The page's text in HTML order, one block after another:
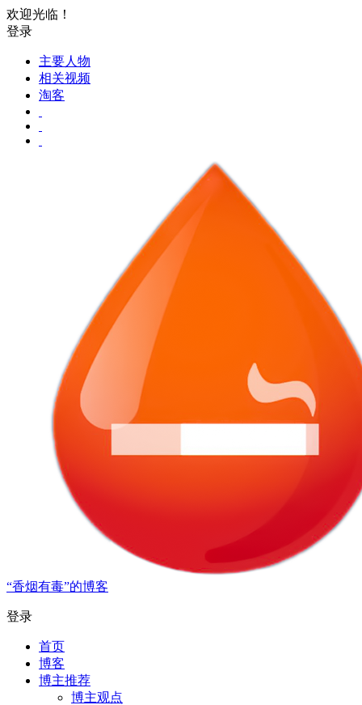
欢迎光临！
登录
主要人物
相关视频
淘客
“香烟有毒”的博客
登录
首页
博客
博主推荐
博主观点